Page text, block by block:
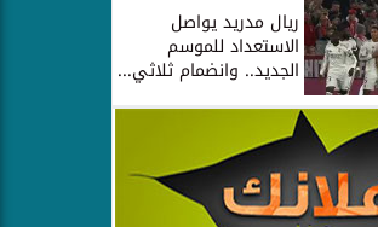
ريال مدريد يواصل
الاستعداد للموسم
الجديد.. وانضمام ثلاثي...